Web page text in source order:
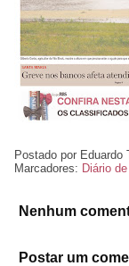
Postado por Eduardo
Marcadores: Diário
Nenhum
Postar um